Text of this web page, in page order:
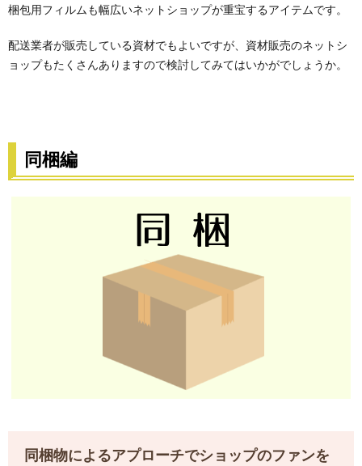
梱包用フィルムも幅広いネットショップが重宝するアイテムです。
配送業者が販売している資材でもよいですが、資材販売のネットシ
ョップもたくさんありますので検討してみてはいかがでしょうか。
同梱編
同梱物によるアプローチでショップのファンを